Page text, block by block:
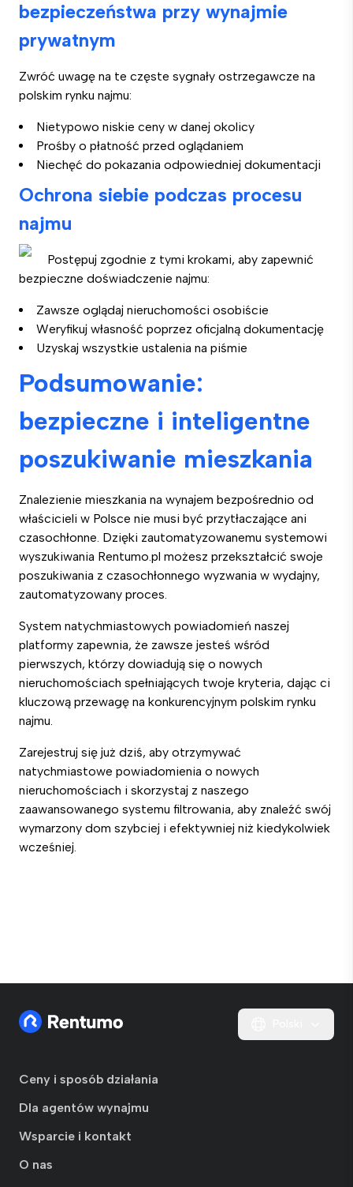
bezpieczeństwa przy wynajmie
prywatnym
Zwróć uwagę na te częste sygnały ostrzegawcze na
polskim rynku najmu:
Nietypowo niskie ceny w danej okolicy
Prośby o płatność przed oglądaniem
Niechęć do pokazania odpowiedniej dokumentacji
Ochrona siebie podczas procesu
najmu
Postępuj zgodnie z tymi krokami, aby zapewnić
bezpieczne doświadczenie najmu:
Zawsze oglądaj nieruchomości osobiście
Weryfikuj własność poprzez oficjalną dokumentację
Uzyskaj wszystkie ustalenia na piśmie
Podsumowanie:
bezpieczne i inteligentne
poszukiwanie mieszkania
Znalezienie mieszkania na wynajem bezpośrednio od
właścicieli w Polsce nie musi być przytłaczające ani
czasochłonne. Dzięki zautomatyzowanemu systemowi
wyszukiwania Rentumo.pl możesz przekształcić swoje
poszukiwania z czasochłonnego wyzwania w wydajny,
zautomatyzowany proces.
System natychmiastowych powiadomień naszej
platformy zapewnia, że zawsze jesteś wśród
pierwszych, którzy dowiadują się o nowych
nieruchomościach spełniających twoje kryteria, dając ci
kluczową przewagę na konkurencyjnym polskim rynku
najmu.
Zarejestruj się już dziś, aby otrzymywać
natychmiastowe powiadomienia o nowych
nieruchomościach i skorzystaj z naszego
zaawansowanego systemu filtrowania, aby znaleźć swój
wymarzony dom szybciej i efektywniej niż kiedykolwiek
wcześniej.
Ceny i sposób działania
Dla agentów wynajmu
Wsparcie i kontakt
O nas